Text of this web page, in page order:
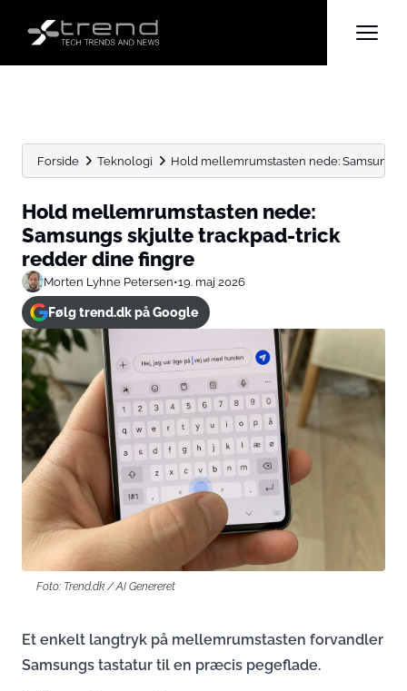
Forside Teknologi Hold mellemrumstasten nede:
Hold mellemrumstasten nede:
Samsungs skjulte trackpad-trick
redder dine fingre
Morten Lyhne Petersen•19. maj 2026
Følg trend.dk på Google
Foto: Trend.dk / AI Genereret
Et enkelt langtryk på mellemrumstasten forvandler
Samsungs tastatur til en præcis pegeflade.